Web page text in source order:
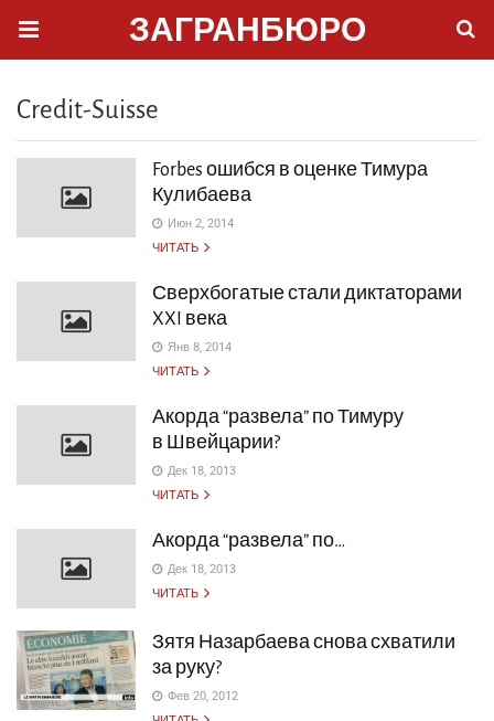
ЗАГРАНБЮРО
Credit-Suisse
Forbes ошибся в оценке Тимура
Кулибаева
Июн 2, 2014
ЧИТАТЬ
Сверхбогатые стали диктаторами
XXI века
Янв 8, 2014
ЧИТАТЬ
Акорда “развела” по Тимуру
в Швейцарии?
Дек 18, 2013
ЧИТАТЬ
Акорда “развела” по…
Дек 18, 2013
ЧИТАТЬ
Зятя Назарбаева снова схватили
за руку?
Фев 20, 2012